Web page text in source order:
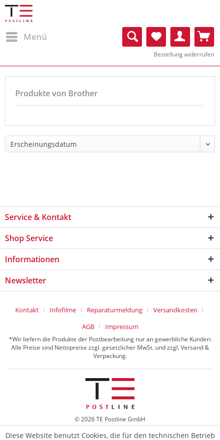
Menü
Bestellung widerrufen
Produkte von Brother
Service & Kontakt
Shop Service
Informationen
Newsletter
Kontakt Infofilme Reparaturmeldung
Versandkosten
AGB
Impressum
*Wir liefern die Produkte der Postbearbeitung nur an gewerbliche Kunden:
Alle Preise sind Nettopreise zzgl. gesetzlicher MwSt. und zzgl. Versand &
Verpackung.
© 2026 TE Postline GmbH
Diese Website benutzt Cookies, die für den technischen Betrieb